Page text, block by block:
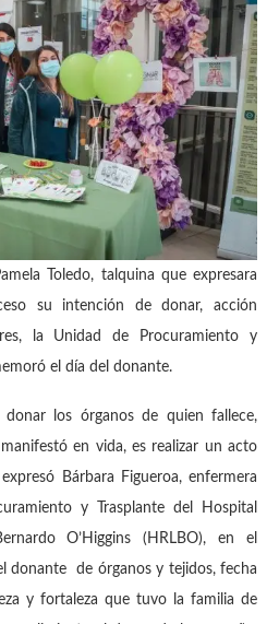
Toledo, talquina que expresara
su intención de donar, acción
la Unidad de Procuramiento y
el día del donante.
los órganos de quien fallece,
en vida, es realizar un acto
Bárbara Figueroa, enfermera
y Trasplante del Hospital
O’Higgins (HRLBO), en el
donante de órganos y tejidos, fecha
y fortaleza que tuvo la familia de